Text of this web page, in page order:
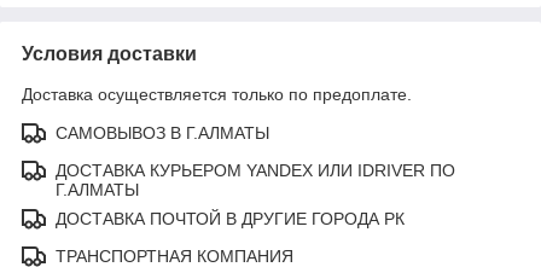
Условия доставки
Доставка осуществляется только по предоплате.
САМОВЫВОЗ В Г.АЛМАТЫ
ДОСТАВКА КУРЬЕРОМ YANDEX ИЛИ IDRIVER ПО
Г.АЛМАТЫ
ДОСТАВКА ПОЧТОЙ В ДРУГИЕ ГОРОДА РК
ТРАНСПОРТНАЯ КОМПАНИЯ